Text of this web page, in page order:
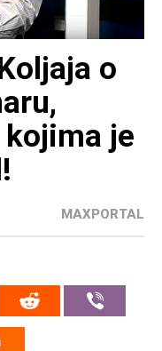
o
je
MAXPORTAL